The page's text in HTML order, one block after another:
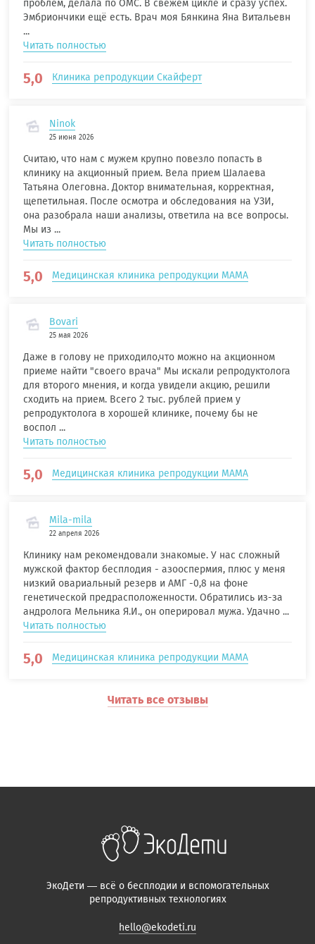
проблем, делала по ОМС. В свежем цикле и сразу успех.
Эмбриончики ещё есть. Врач моя Бянкина Яна Витальевн
...
Читать полностью
5,0 Клиника репродукции Скайферт
Ninok
25 июня 2026
Считаю, что нам с мужем крупно повезло попасть в
клинику на акционный прием. Вела прием Шалаева
Татьяна Олеговна. Доктор внимательная, корректная,
щепетильная. После осмотра и обследования на УЗИ,
она разобрала наши анализы, ответила на все вопросы.
Мы из ...
Читать полностью
5,0 Медицинская клиника репродукции МАМА
Bovari
25 мая 2026
Даже в голову не приходило,что можно на акционном
приеме найти "своего врача" Мы искали репродуктолога
для второго мнения, и когда увидели акцию, решили
сходить на прием. Всего 2 тыс. рублей прием у
репродуктолога в хорошей клинике, почему бы не
воспол ...
Читать полностью
5,0 Медицинская клиника репродукции МАМА
Mila-mila
22 апреля 2026
Клинику нам рекомендовали знакомые. У нас сложный
мужской фактор бесплодия - азооспермия, плюс у меня
низкий овариальный резерв и АМГ -0,8 на фоне
генетической предрасположенности. Обратились из-за
андролога Мельника Я.И., он оперировал мужа. Удачно ...
Читать полностью
5,0 Медицинская клиника репродукции МАМА
Читать все отзывы
ЭкоДети — всё о бесплодии и вспомогательных
репродуктивных технологиях
hello@ekodeti.ru